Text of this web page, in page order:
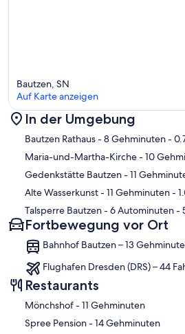
Karte
Bautzen, SN
Auf Karte anzeigen
In der Umgebung
Bautzen Rathaus- 8 Gehminuten-
Maria-und-Martha-Kirche- 10
Gedenkstätte Bautzen- 11
Alte Wasserkunst- 11 Gehminuten-
Talsperre Bautzen- 6 Autominuten-
Fortbewegung vor Ort
Bahnhof Bautzen – 13
Flughafen Dresden (DRS) – 44
Restaurants
‪Mönchshof - ‬11 Gehminuten
‪Spree Pension - ‬14 Gehminuten